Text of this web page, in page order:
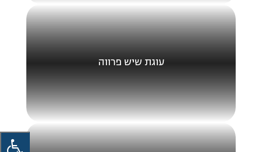
עוגת שיש פרווה